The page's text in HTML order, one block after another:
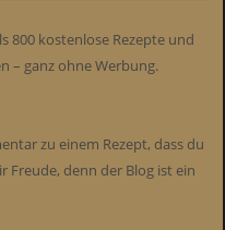
800 kostenlose Rezepte und
– ganz ohne Werbung.
zu einem Rezept, dass du
Freude, denn der Blog ist ein